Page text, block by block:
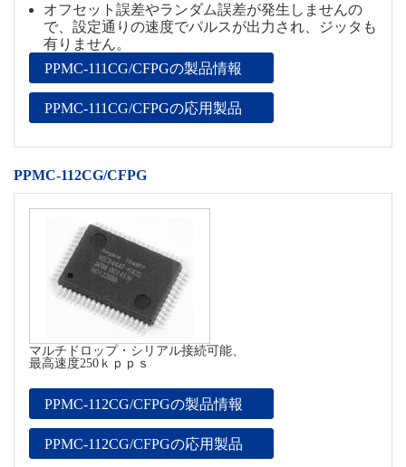
オフセット誤差やランダム誤差が発生しませんの
で、設定通りの速度でパルスが出力され、ジッタも
有りません。
PPMC-111CG/CFPGの製品情報
PPMC-111CG/CFPGの応用製品
PPMC-112CG/CFPG
マルチドロップ・シリアル接続可能、
最高速度250ｋｐｐｓ
PPMC-112CG/CFPGの製品情報
PPMC-112CG/CFPGの応用製品